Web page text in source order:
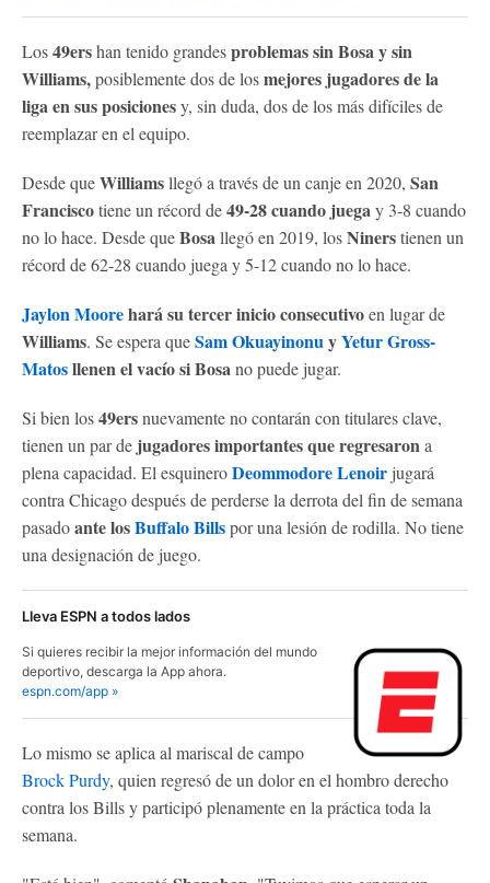
Los49ershan tenido grandesproblemassin Bosa y sin
Williams,posiblemente dos de losmejores jugadores de la
liga en sus posicionesy, sin duda, dos de los más difíciles de
reemplazar en el equipo.
Desde queWilliamsllegó a través de un canje en 2020, San
Franciscotiene un récord de49-28 cuando juegay 3-8 cuando
no lo hace. Desde queBosallegó en 2019, losNinerstienen un
récord de 62-28 cuando juega y 5-12 cuando no lo hace.
Jaylon Moorehará su tercer inicio consecutivoen lugar de
Williams. Se espera queSam OkuayinonuyYetur Gross-
Matosllenen el vacío si Bosano puede jugar.
Si bien los49ersnuevamente no contarán con titulares clave,
tienen un par de jugadores importantes que regresarona
plena capacidad. El esquineroDeommodore Lenoir jugará
contra Chicago después de perderse la derrota del fin de semana
pasadoante losBuffalo Billspor una lesión de rodilla. No tiene
una designación de juego.
Lleva ESPN a todos lados
Si quieres recibir la mejor información del mundo
deportivo, descarga la App ahora.
espn.com/app »
Lo mismo se aplica al mariscal de campo
Brock Purdy, quien regresó de un dolor en el hombro derecho
contra los Bills y participó plenamente en la práctica toda la
semana.